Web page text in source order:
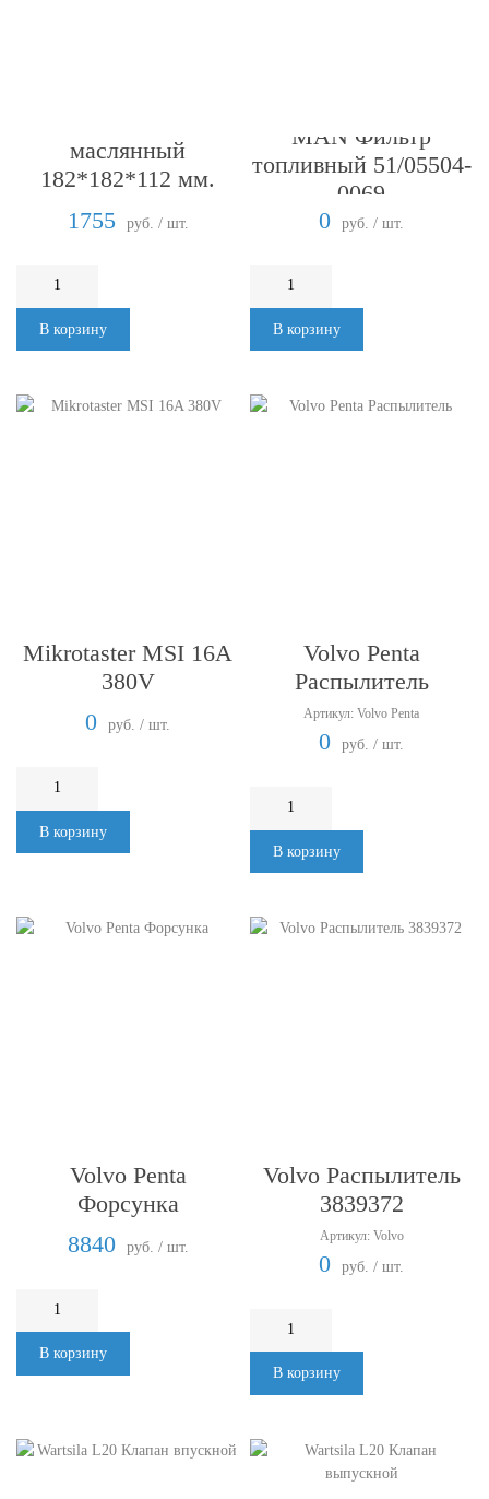
маслянный
182*182*112 мм.
6T23-LU
1755 руб. / шт.
В корзину
MAN Фильтр
топливный 51/05504-
0069
0
руб. / шт.
В корзину
Mikrotaster MSI 16A
380V
0
руб. / шт.
В корзину
Volvo Penta
Распылитель
Артикул: Volvo Penta
0 руб. / шт.
В корзину
Volvo Penta
Форсунка
8840
руб. / шт.
В корзину
Volvo Распылитель
3839372
Артикул: Volvo
0 руб. / шт.
В корзину